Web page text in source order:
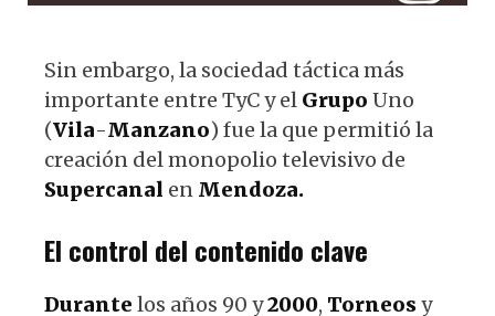
Sin embargo, la sociedad táctica más
importante entre TyC y el Grupo Uno
(Vila-Manzano) fue la que permitió la
creación del monopolio televisivo de
Supercanal en Mendoza.
El control del contenido clave
Durante los años 90 y2000, Torneosy